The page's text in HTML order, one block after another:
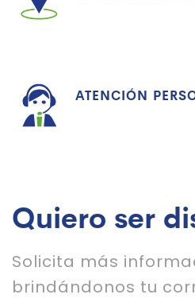
ATENCIÓN
Quiero ser
Solicita más
brindándonos tu